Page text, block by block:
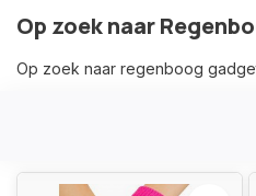
Op zoek naar
Op zoek naar regenboog